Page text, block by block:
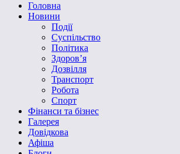
Головна
Новини
Події
Суспільство
Політика
Здоров’я
Дозвілля
Транспорт
Робота
Спорт
Фінанси та бізнес
Галерея
Довідкова
Афіша